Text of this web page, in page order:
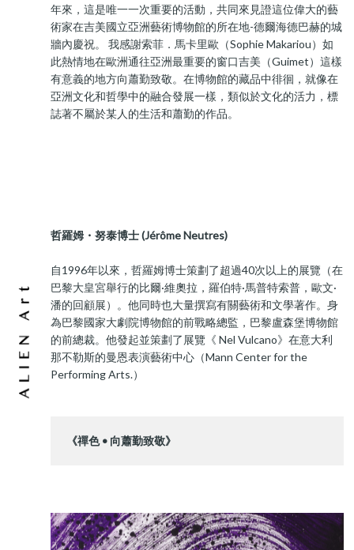
年來，這是唯一一次重要的活動，共同來見證這位偉大的藝
術家在吉美國立亞洲藝術博物館的所在地-德爾海德巴赫的城
牆內慶祝。 我感謝索菲．馬卡里歐（Sophie Makariou）如
此熱情地在歐洲通往亞洲最重要的窗口吉美（Guimet）這樣
有意義的地方向蕭勤致敬。在博物館的藏品中徘徊，就像在
亞洲文化和哲學中的融合發展一樣，類似於文化的活力，標
誌著不屬於某人的生活和蕭勤的作品。
哲羅姆・努泰博士 (Jérôme Neutres)
自1996年以來，哲羅姆博士策劃了超過40次以上的展覽（在
巴黎大皇宮舉行的比爾·維奧拉，羅伯特·馬普特索普，歐文·
潘的回顧展）。他同時也大量撰寫有關藝術和文學著作。身
為巴黎國家大劇院博物館的前戰略總監，巴黎盧森堡博物館
的前總裁。他發起並策劃了展覽《 Nel Vulcano》在意大利
那不勒斯的曼恩表演藝術中心（Mann Center for the
Performing Arts.）
《禪色 • 向蕭勤致敬》